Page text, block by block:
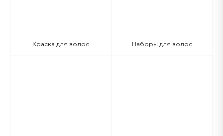
Краска для волос Наборы для волос